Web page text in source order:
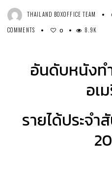
THAILAND BOXOFFICE TEAM
COMMENTS
0 8.9K
อันดับหนังท
อเ
รายได้ประจำ